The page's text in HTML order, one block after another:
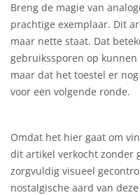
Breng de magie van
prachtige exemplaar. Dit
maar nette staat. Dat
gebruikssporen op
maar dat het toestel er
voor een volgende ronde.
Omdat het hier gaat om
dit artikel verkocht zonder
zorgvuldig visueel
nostalgische aard van